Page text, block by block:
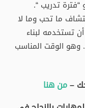
بالنجاح فى
فهذا المقال
يمكن أن تساعدك لإيجاد